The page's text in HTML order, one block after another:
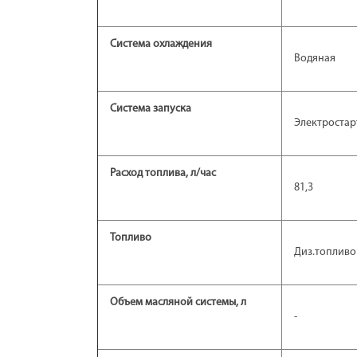
Система охлаждения
Водяная
Система запуска
Расход топлива, л/час
81,3
Топливо
Диз.топливо
Объем масляной системы, л
-